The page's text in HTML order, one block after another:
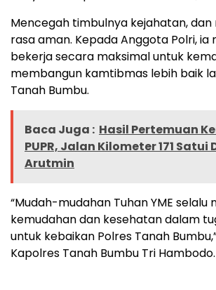
Mencegah timbulnya kejahatan,
rasa aman. Kepada Anggota Polri, ia
bekerja secara maksimal untuk
membangun kamtibmas lebih baik
Tanah Bumbu.
Baca Juga : Hasil Pertemuan
PUPR, Jalan Kilometer 171 Satui
Arutmin
“Mudah-mudahan Tuhan YME
kemudahan dan kesehatan dalam
untuk kebaikan Polres Tanah
Kapolres Tanah Bumbu Tri Hambodo.